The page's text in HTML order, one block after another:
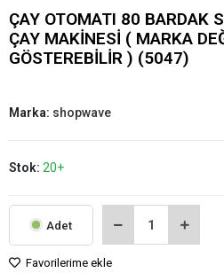
ÇAY OTOMATI 80 BARDAK
ÇAY MAKİNESİ ( MARKA
GÖSTEREBİLİR ) (5047)
Marka: shopwave
Stok: 20+
Adet
Favorilerime ekle